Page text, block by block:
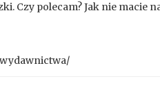
Czy polecam? Jak nie macie